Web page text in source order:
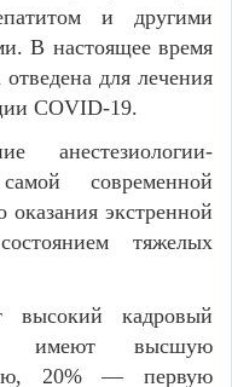
и другими
В настоящее время
для лечения
COVID-19.
анестезиологии-
современной
оказания экстренной
тяжелых
высокий кадровый
имеют высшую
20% — первую